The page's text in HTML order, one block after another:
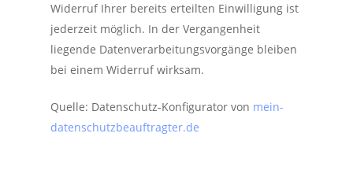
Widerruf Ihrer bereits erteilten Einwilligung ist
jederzeit möglich. In der Vergangenheit
liegende Datenverarbeitungsvorgänge bleiben
bei einem Widerruf wirksam.
Quelle: Datenschutz-Konfigurator von mein-
datenschutzbeauftragter.de